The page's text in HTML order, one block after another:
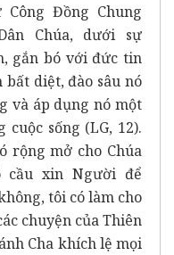
Đồng Chung
Chúa, dưới sự
gắn bó với đức tin
diệt, đào sâu nó
và áp dụng nó một
sống (LG, 12).
rộng mở cho Chúa
cầu xin Người để
tôi có làm cho
chuyện của Thiên
Cha khích lệ mọi